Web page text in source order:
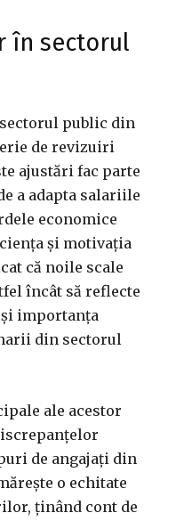
în sectorul
sectorul public din
de revizuiri
ajustări fac parte
a adapta salariile
economice
și motivația
că noile scale
încât să reflecte
importanța
din sectorul
ale acestor
de angajați din
o echitate
ținând cont de